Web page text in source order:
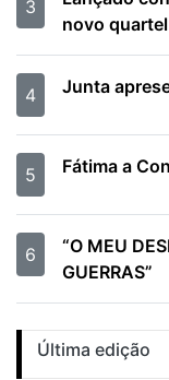
3
novo quartel
4 Junta
5 Fátima a
6
“O MEU
GUERRAS”
Última edição